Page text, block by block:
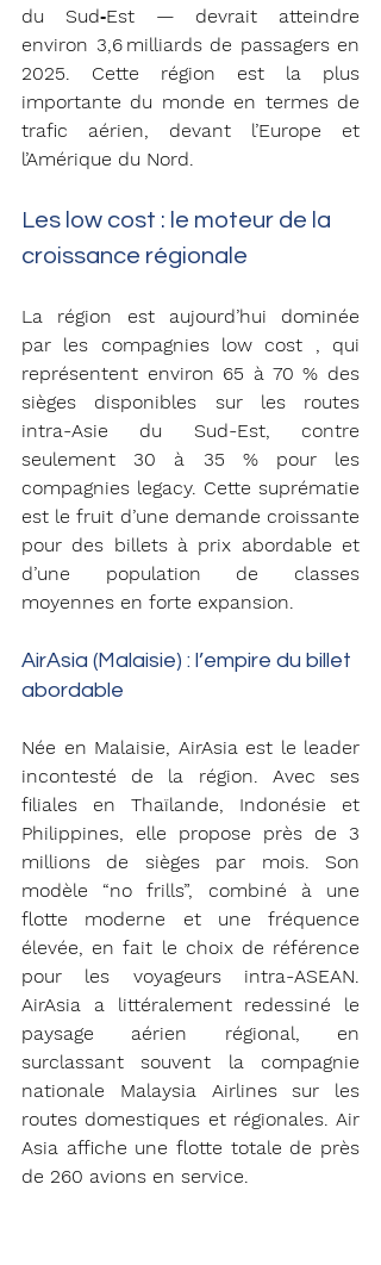
du Sud‑Est — devrait atteindre
environ 3,6 milliards de passagers en
2025. Cette région est la plus
importante du monde en termes de
trafic aérien, devant l’Europe et
l’Amérique du Nord.
Les low cost : le moteur de la
croissance régionale
La région est aujourd’hui dominée
par les compagnies low cost , qui
représentent environ 65 à 70 % des
sièges disponibles sur les routes
intra-Asie du Sud-Est, contre
seulement 30 à 35 % pour les
compagnies legacy. Cette suprématie
est le fruit d’une demande croissante
pour des billets à prix abordable et
d’une population de classes
moyennes en forte expansion.
AirAsia (Malaisie) : l’empire du billet
abordable
Née en Malaisie, AirAsia est le leader
incontesté de la région. Avec ses
filiales en Thaïlande, Indonésie et
Philippines, elle propose près de 3
millions de sièges par mois. Son
modèle “no frills”, combiné à une
flotte moderne et une fréquence
élevée, en fait le choix de référence
pour les voyageurs intra-ASEAN.
AirAsia a littéralement redessiné le
paysage aérien régional, en
surclassant souvent la compagnie
nationale Malaysia Airlines sur les
routes domestiques et régionales. Air
Asia affiche une flotte totale de près
de 260 avions en service.